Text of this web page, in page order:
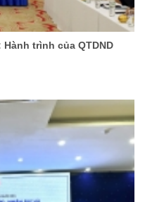
trình của QTDND